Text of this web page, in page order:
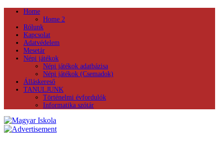
Home
Home 2
Rólunk
Kapcsolat
Adatvédelem
Mesetár
Népi játékok
Népi játékok adatbázisa
Népi játékok (Csemadok)
Álláskereső
TANULJUNK
Történelmi évfordulók
Informatika szótár